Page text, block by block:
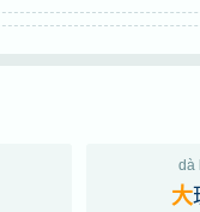
dà
大